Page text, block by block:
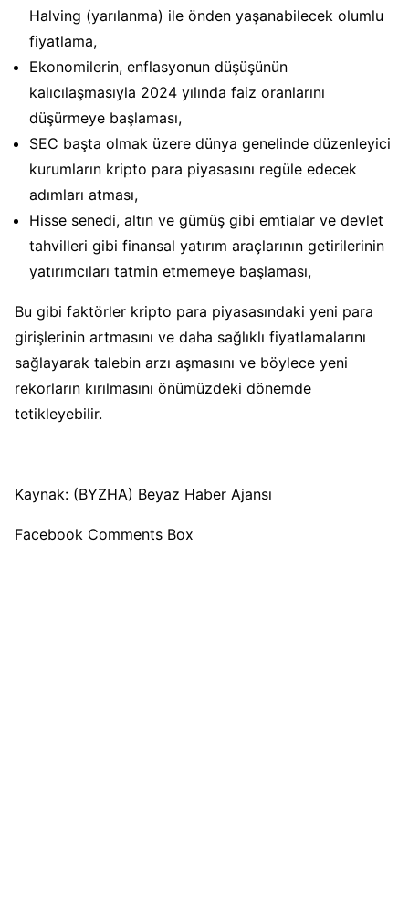
Halving (yarılanma) ile önden yaşanabilecek olumlu
fiyatlama,
Ekonomilerin, enflasyonun düşüşünün
kalıcılaşmasıyla 2024 yılında faiz oranlarını
düşürmeye başlaması,
SEC başta olmak üzere dünya genelinde düzenleyici
kurumların kripto para piyasasını regüle edecek
adımları atması,
Hisse senedi, altın ve gümüş gibi emtialar ve devlet
tahvilleri gibi finansal yatırım araçlarının getirilerinin
yatırımcıları tatmin etmemeye başlaması,
Bu gibi faktörler kripto para piyasasındaki yeni para
girişlerinin artmasını ve daha sağlıklı fiyatlamalarını
sağlayarak talebin arzı aşmasını ve böylece yeni
rekorların kırılmasını önümüzdeki dönemde
tetikleyebilir.
Kaynak: (BYZHA) Beyaz Haber Ajansı
Facebook Comments Box